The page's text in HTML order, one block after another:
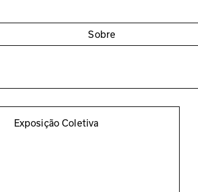
Sobre
Exposição Coletiva